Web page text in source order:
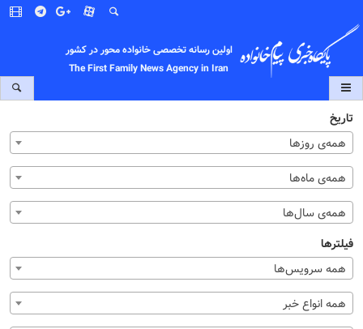
اولین رسانه تخصصی خانواده محور در کشور
The First Family News Agency in Iran
تاریخ
همه‌ی روزها
همه‌ی ماه‌ها
همه‌ی سال‌ها
فیلترها
همه سرویس‌ها
همه انواع خبر